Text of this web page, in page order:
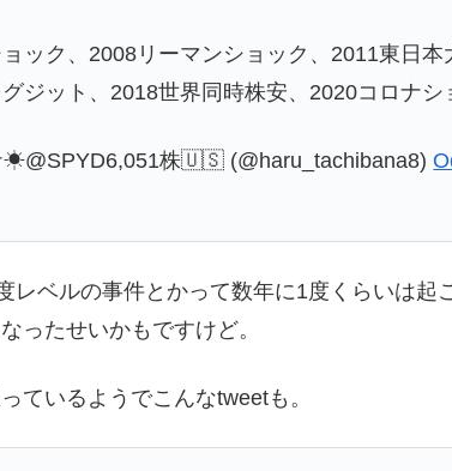
ック、2008リーマンショック、2011東日
ジット、2018世界同時株安、2020コロナシ
株️🇺🇸 (@haru_tachibana8)
レベルの事件とかって数年に1度くらいは起
ったせいかもですけど。
ているようでこんなtweetも。